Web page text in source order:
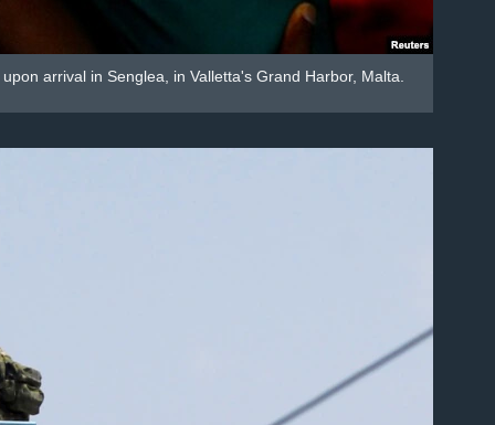
arrival in Senglea, in Valletta's Grand Harbor, Malta.